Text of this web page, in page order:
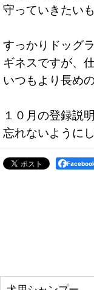
守っていきたい
すっかりドッグ
ギネスですが、
いつもより長め
１０月の登録説明
忘れないように